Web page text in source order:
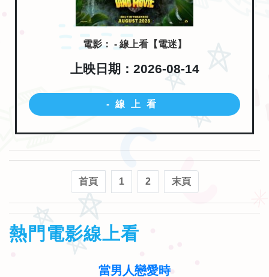
電影： - 線上看【電迷】
上映日期：2026-08-14
-線上看
首頁 1 2 末頁
熱門電影線上看
當男人戀愛時